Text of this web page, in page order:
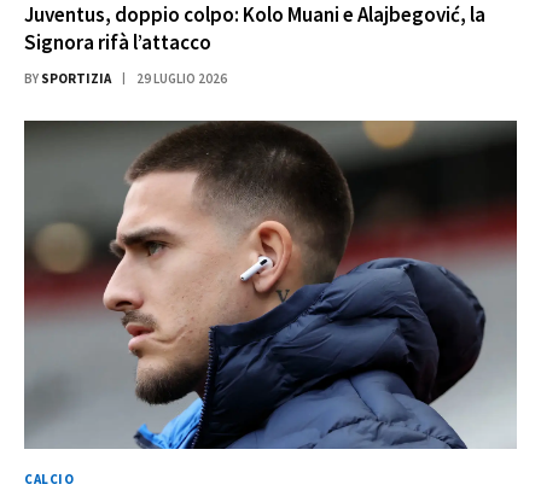
Juventus, doppio colpo: Kolo Muani e Alajbegović, la
Signora rifà l’attacco
BY SPORTIZIA 29 LUGLIO 2026
CALCIO